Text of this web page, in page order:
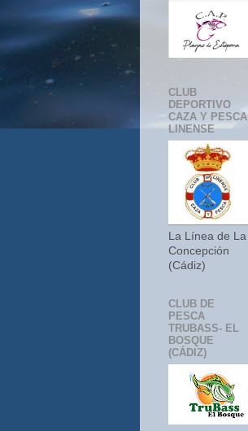
CLUB
DEPORTIVO
CAZA Y PESCA
LINENSE
La Línea de La
Concepción
(Cádiz)
CLUB DE
PESCA
TRUBASS- EL
BOSQUE
(CÁDIZ)